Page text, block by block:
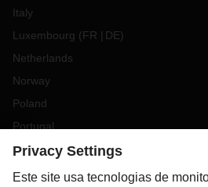
Italy
Luxembourg (FR DE)
Netherlands
Norway
Poland
Portugal
Romania
Slovakia